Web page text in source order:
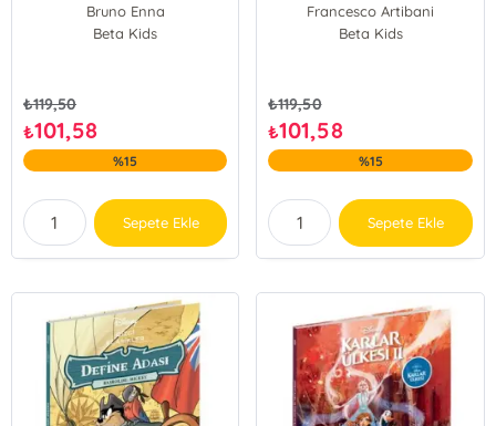
Bruno Enna
Beta Kids
₺119,50
₺101,58
%15
Sepete Ekle
Francesco Artibani
Beta Kids
₺119,50
₺101,58
%15
Sepete Ekle